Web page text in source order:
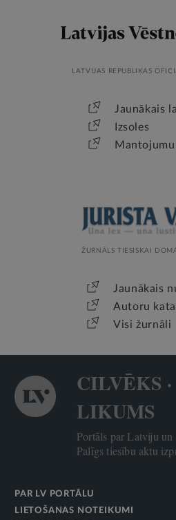
LATVIJAS REPUBLIKAS
Jaunākais
Izsoles
Mantojumu
ŽURNĀLS TIESISKAI
Jaunākais
Autoru
Visi žurnāli
CILVĒKS
LIKUMS
Portāls par Latviju
Palīgs tiesību aktu
PAR LV PORTĀLU
LIETOŠANAS NOTEIKUMI